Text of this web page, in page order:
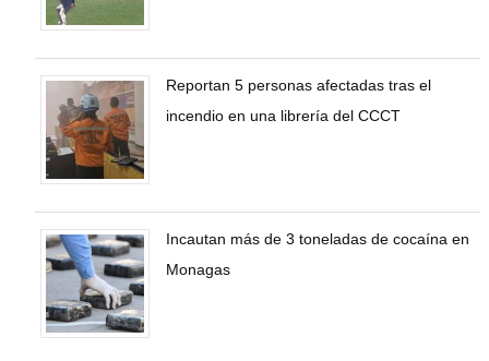
Reportan 5 personas afectadas tras el
incendio en una librería del CCCT
Incautan más de 3 toneladas de cocaína en
Monagas